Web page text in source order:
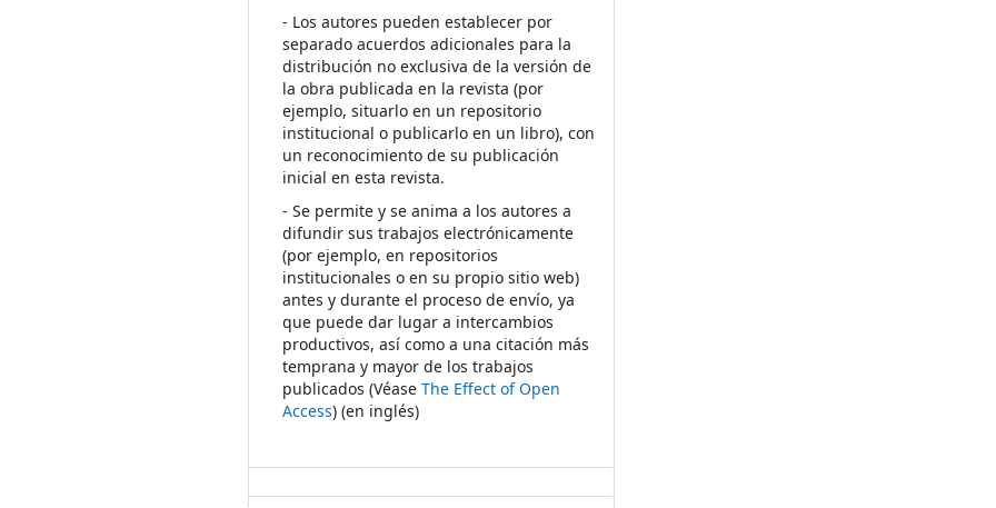
- Los autores pueden establecer por
separado acuerdos adicionales para la
distribución no exclusiva de la versión de
la obra publicada en la revista (por
ejemplo, situarlo en un repositorio
institucional o publicarlo en un libro), con
un reconocimiento de su publicación
inicial en esta revista.
- Se permite y se anima a los autores a
difundir sus trabajos electrónicamente
(por ejemplo, en repositorios
institucionales o en su propio sitio web)
antes y durante el proceso de envío, ya
que puede dar lugar a intercambios
productivos, así como a una citación más
temprana y mayor de los trabajos
publicados (VéaseThe Effect of Open
Access) (en inglés)